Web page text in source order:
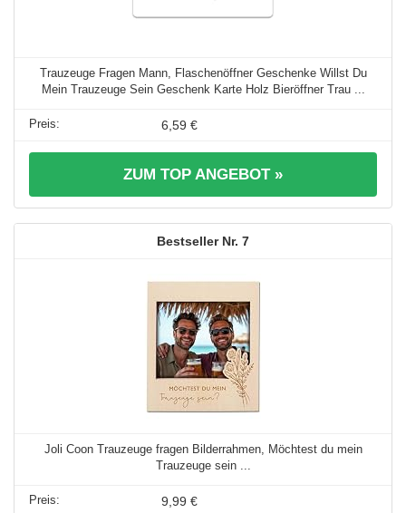
Trauzeuge Fragen Mann, Flaschenöffner Geschenke Willst Du
Mein Trauzeuge Sein Geschenk Karte Holz Bieröffner Trau ...
6,59 €
ZUM TOP ANGEBOT »
7
Joli Coon Trauzeuge fragen Bilderrahmen, Möchtest du mein
Trauzeuge sein ...
9,99 €